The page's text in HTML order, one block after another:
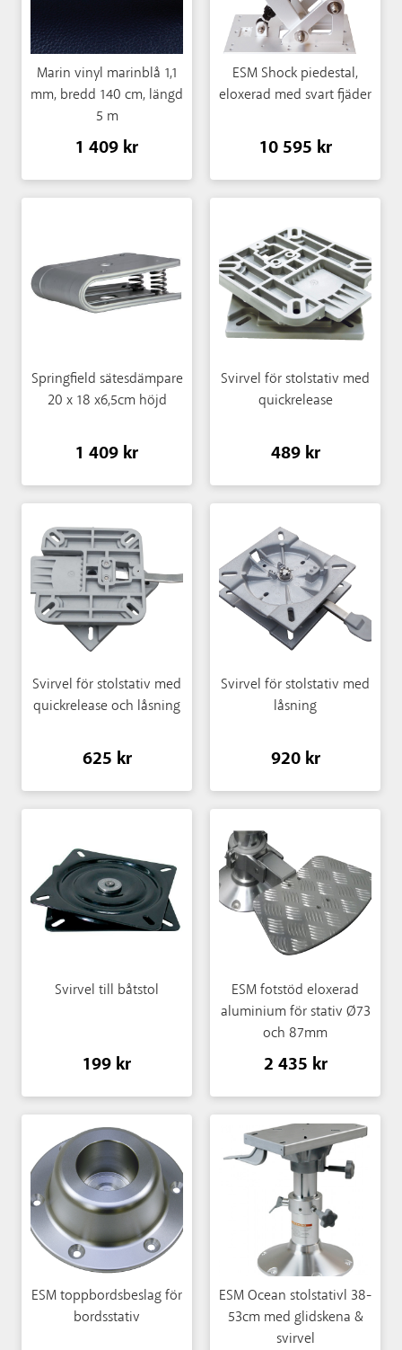
Marin vinyl marinblå 1,1
mm, bredd 140 cm, längd
5 m
1 409 kr
ESM Shock piedestal,
eloxerad med svart fjäder
10 595 kr
Springfield sätesdämpare
20 x 18 x6,5cm höjd
1 409 kr
Svirvel för stolstativ med
quickrelease
489 kr
Svirvel för stolstativ med
quickrelease och låsning
625 kr
Svirvel för stolstativ med
låsning
920 kr
Svirvel till båtstol
199 kr
ESM fotstöd eloxerad
aluminium för stativ Ø73
och 87mm
2 435 kr
ESM toppbordsbeslag för
bordsstativ
ESM Ocean stolstativl 38-
53cm med glidskena &
svirvel